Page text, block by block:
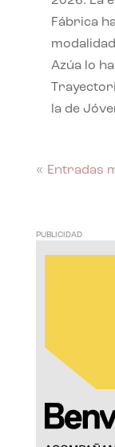
Fábrica
Azúa lo
la de
« Entradas
PUBLICIDAD